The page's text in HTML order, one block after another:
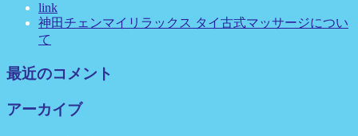
link
神田チェンマイリラックス タイ古式マッサージについ
て
最近のコメント
アーカイブ